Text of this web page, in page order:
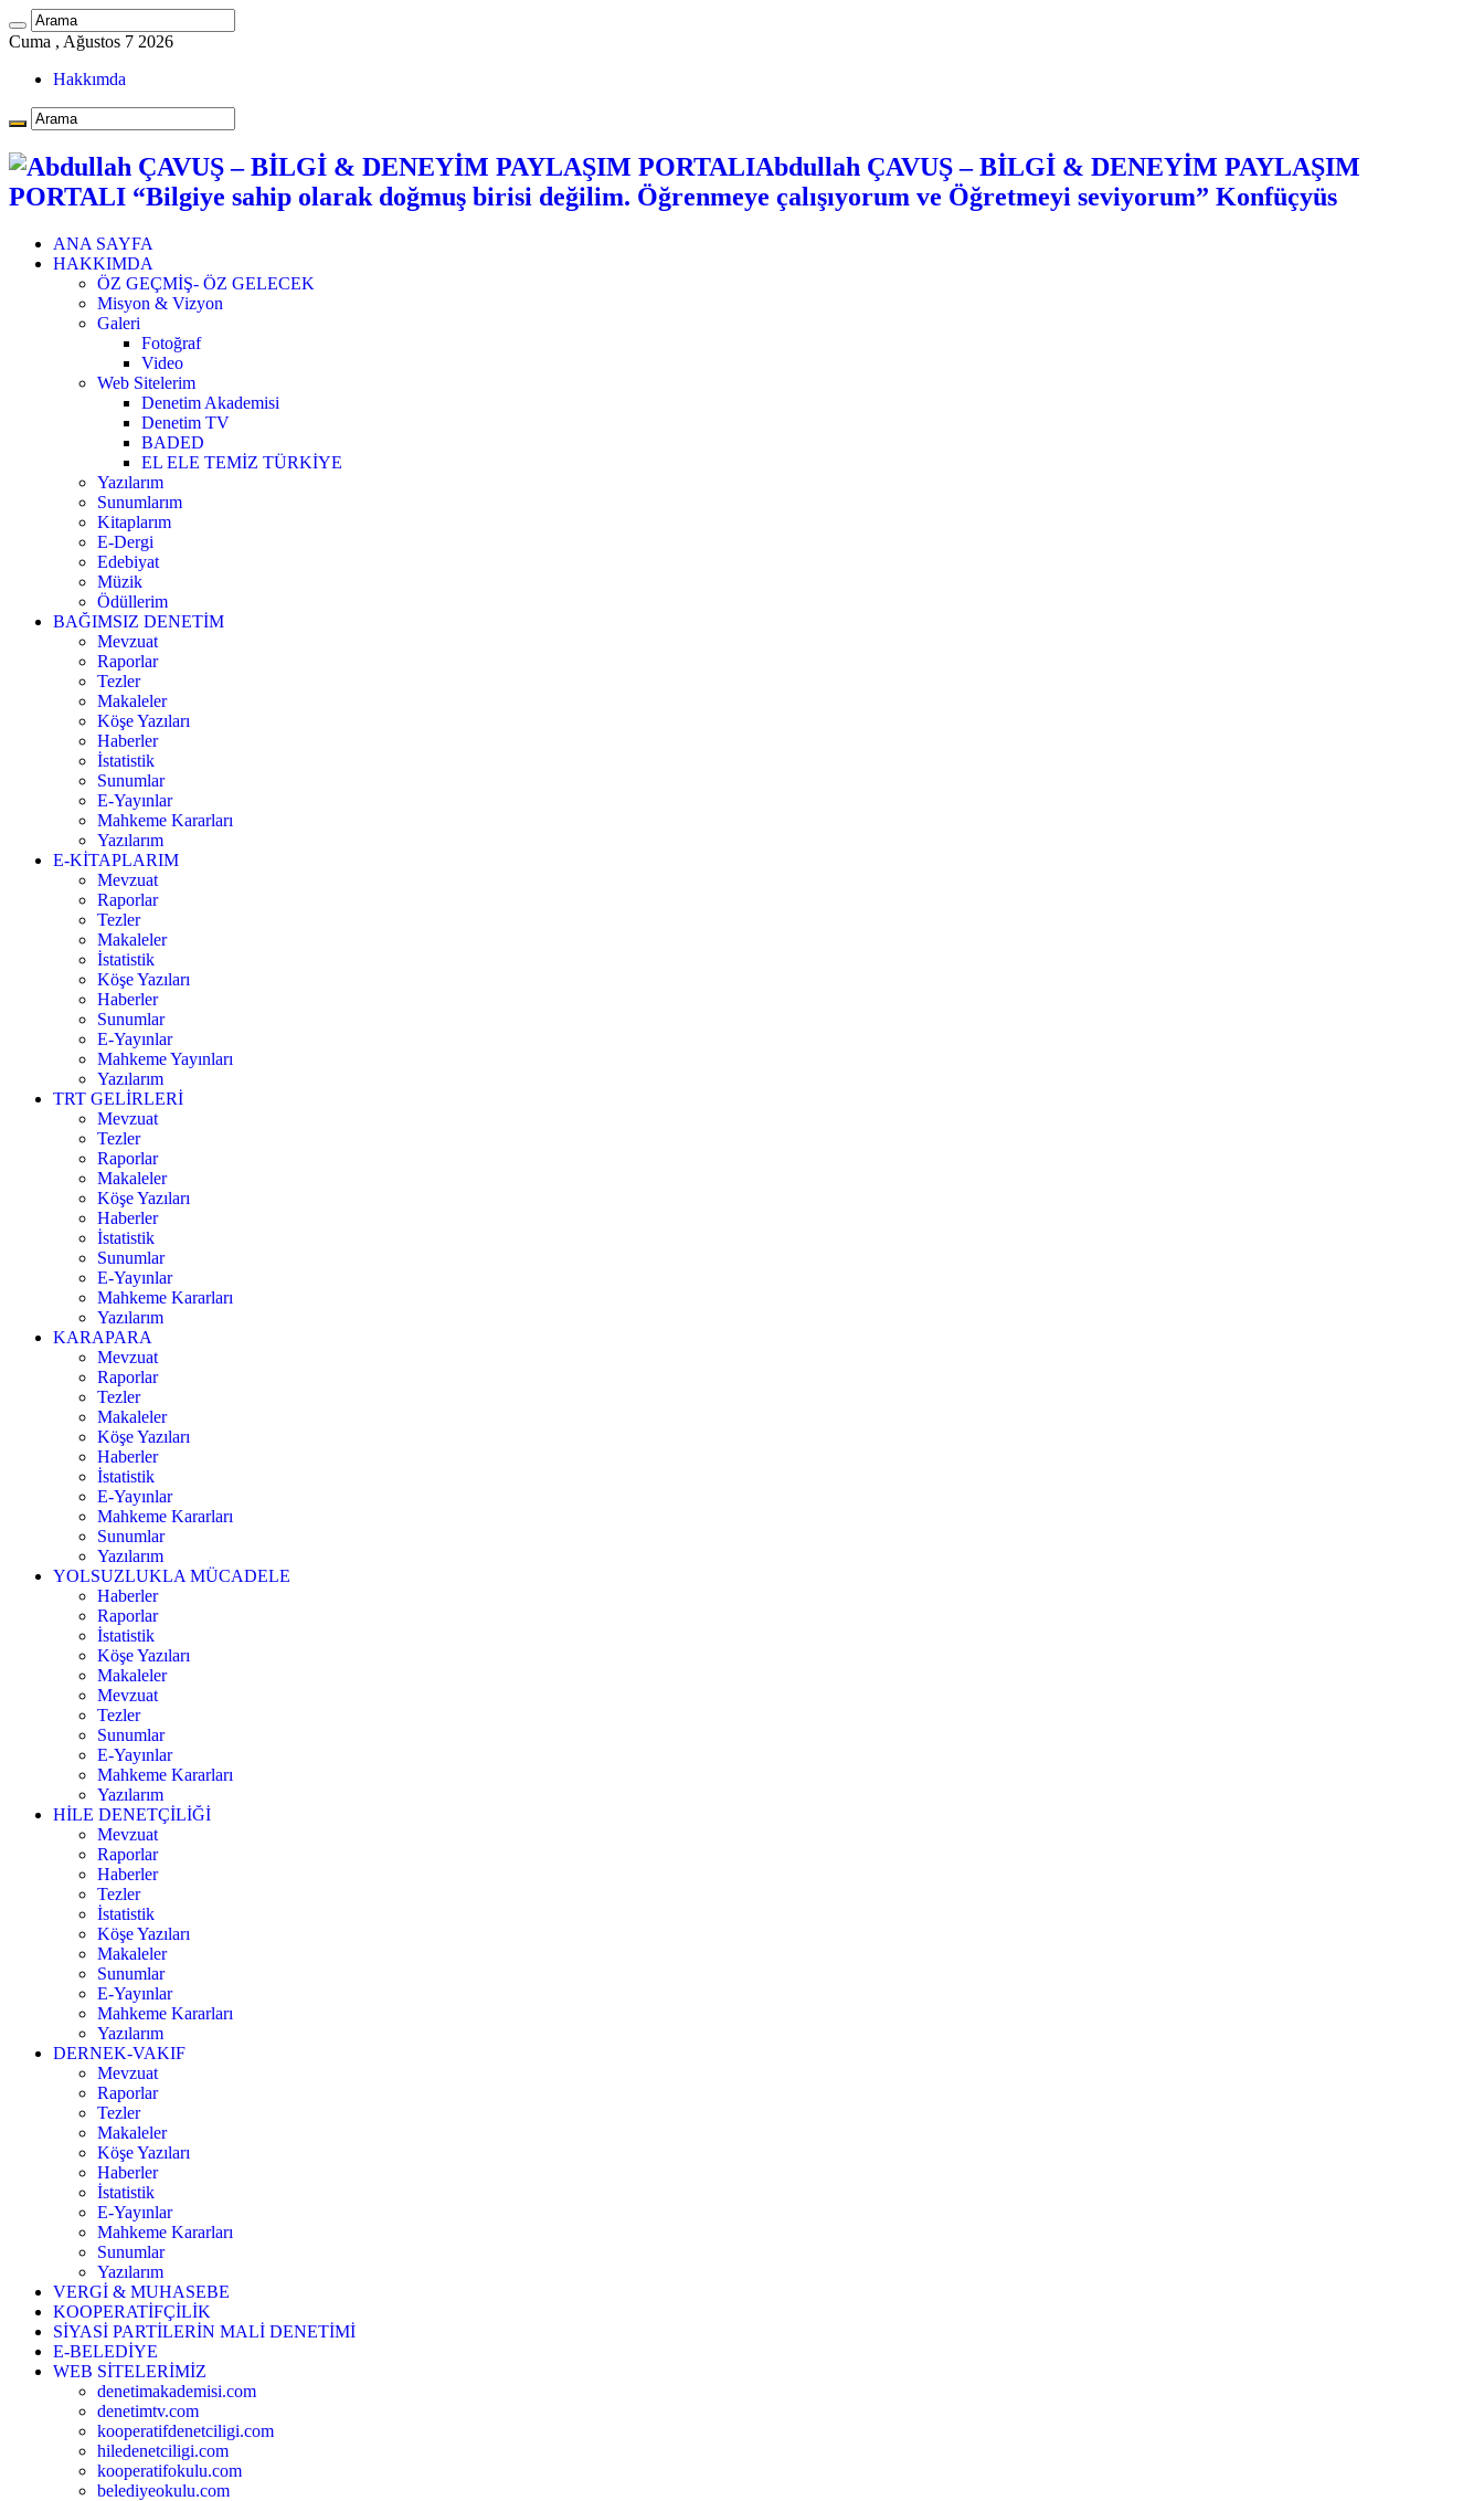
Cuma , Ağustos 7 2026
Hakkımda
Abdullah ÇAVUŞ – BİLGİ & DENEYİM PAYLAŞIM
PORTALI “Bilgiye sahip olarak doğmuş birisi değilim. Öğrenmeye çalışıyorum ve Öğretmeyi seviyorum” Konfüçyüs
ANA SAYFA
HAKKIMDA
ÖZ GEÇMİŞ- ÖZ GELECEK
Misyon & Vizyon
Galeri
Fotoğraf
Video
Web Sitelerim
Denetim Akademisi
Denetim TV
BADED
EL ELE TEMİZ TÜRKİYE
Yazılarım
Sunumlarım
Kitaplarım
E-Dergi
Edebiyat
Müzik
Ödüllerim
BAĞIMSIZ DENETİM
Mevzuat
Raporlar
Tezler
Makaleler
Köşe Yazıları
Haberler
İstatistik
Sunumlar
E-Yayınlar
Mahkeme Kararları
Yazılarım
E-KİTAPLARIM
Mevzuat
Raporlar
Tezler
Makaleler
İstatistik
Köşe Yazıları
Haberler
Sunumlar
E-Yayınlar
Mahkeme Yayınları
Yazılarım
TRT GELİRLERİ
Mevzuat
Tezler
Raporlar
Makaleler
Köşe Yazıları
Haberler
İstatistik
Sunumlar
E-Yayınlar
Mahkeme Kararları
Yazılarım
KARAPARA
Mevzuat
Raporlar
Tezler
Makaleler
Köşe Yazıları
Haberler
İstatistik
E-Yayınlar
Mahkeme Kararları
Sunumlar
Yazılarım
YOLSUZLUKLA MÜCADELE
Haberler
Raporlar
İstatistik
Köşe Yazıları
Makaleler
Mevzuat
Tezler
Sunumlar
E-Yayınlar
Mahkeme Kararları
Yazılarım
HİLE DENETÇİLİĞİ
Mevzuat
Raporlar
Haberler
Tezler
İstatistik
Köşe Yazıları
Makaleler
Sunumlar
E-Yayınlar
Mahkeme Kararları
Yazılarım
DERNEK-VAKIF
Mevzuat
Raporlar
Tezler
Makaleler
Köşe Yazıları
Haberler
İstatistik
E-Yayınlar
Mahkeme Kararları
Sunumlar
Yazılarım
VERGİ & MUHASEBE
KOOPERATİFÇİLİK
SİYASİ PARTİLERİN MALİ DENETİMİ
E-BELEDİYE
WEB SİTELERİMİZ
denetimakademisi.com
denetimtv.com
kooperatifdenetciligi.com
hiledenetciligi.com
kooperatifokulu.com
belediyeokulu.com